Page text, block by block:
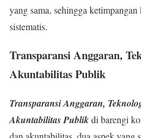
yang sama, sehingga
sistematis.
Transparansi Anggaran,
Akuntabilitas Publik
Transparansi Anggaran,
Akuntabilitas Publikdi barengi